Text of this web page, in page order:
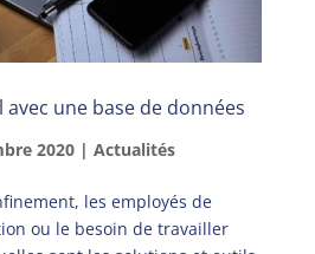
une base de données
2020| Actualités
les employés de
ou le besoin de travailler